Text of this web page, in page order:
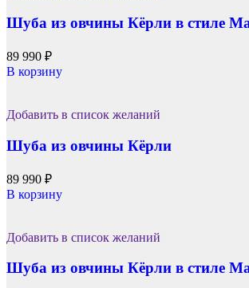
Шуба из овчины Кёрли в стиле
89 990 ₽
В корзину
Добавить в список желаний
Шуба из овчины Кёрли
89 990 ₽
В корзину
Добавить в список желаний
Шуба из овчины Кёрли в стиле